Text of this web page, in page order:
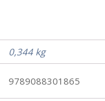
0,344 kg
9789088301865